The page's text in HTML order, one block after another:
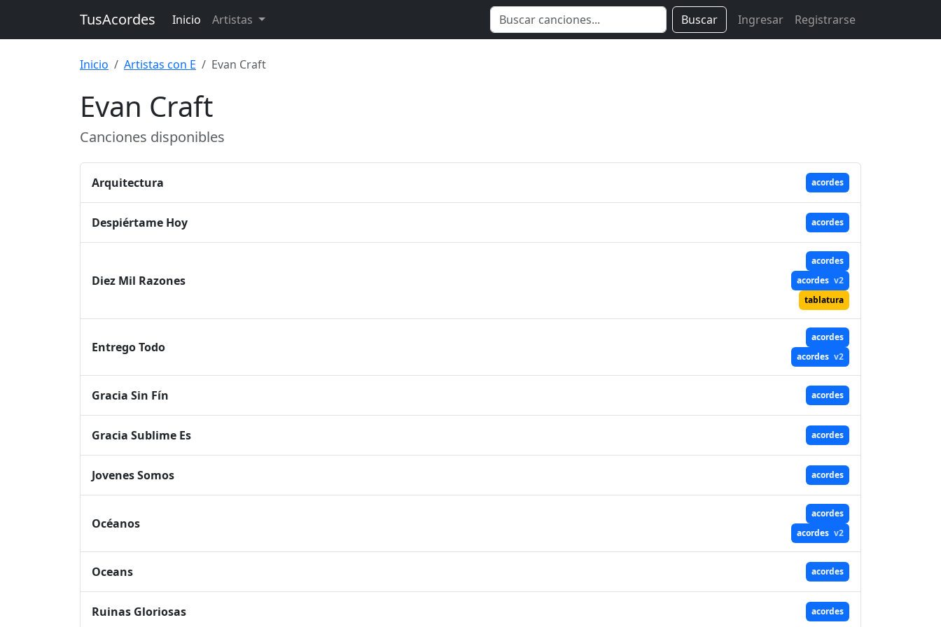
TusAcordes Inicio Artistas Buscar Ingresar Registrarse
Inicio Artistas con E Evan Craft
Evan Craft
Canciones disponibles
Arquitectura acordes
Despiértame Hoy acordes
Diez Mil Razones
acordes
acordes v2
tablatura
Entrego Todo
acordes
acordes v2
Gracia Sin Fín acordes
Gracia Sublime Es acordes
Jovenes Somos acordes
Océanos
acordes
acordes v2
Oceans acordes
Ruinas Gloriosas acordes